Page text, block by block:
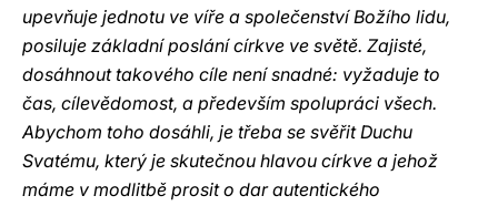
upevňuje jednotu ve víře a společenství Božího lidu,
posiluje základní poslání církve ve světě. Zajisté,
dosáhnout takového cíle není snadné: vyžaduje to
čas, cílevědomost, a především spolupráci všech.
Abychom toho dosáhli, je třeba se svěřit Duchu
Svatému, který je skutečnou hlavou církve a jehož
máme v modlitbě prosit o dar autentického